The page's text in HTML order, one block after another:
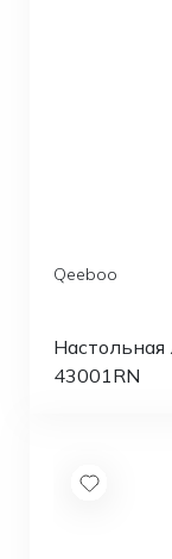
Qeeboo
Настольная
43001RN